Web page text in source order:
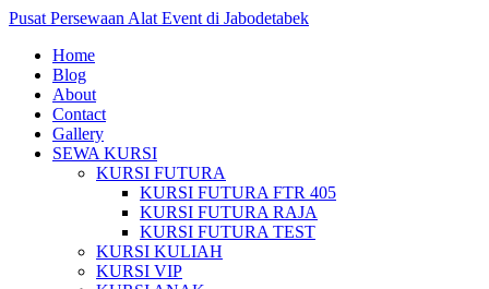
Pusat Persewaan Alat Event di Jabodetabek
Home
Blog
About
Contact
Gallery
SEWA KURSI
KURSI FUTURA
KURSI FUTURA FTR 405
KURSI FUTURA RAJA
KURSI FUTURA TEST
KURSI KULIAH
KURSI VIP